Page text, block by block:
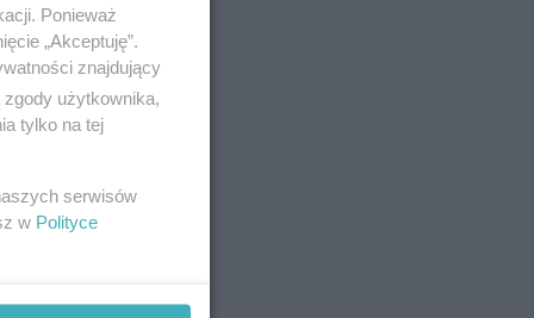
Ponieważ
„Akceptuję”.
znajdujący
użytkownika,
tylko na tej
serwisów
w Polityce